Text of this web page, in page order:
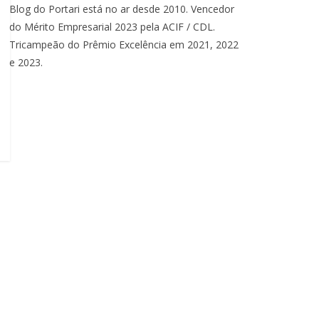
Blog do Portari está no ar desde 2010. Vencedor
do Mérito Empresarial 2023 pela ACIF / CDL.
Tricampeão do Prêmio Excelência em 2021, 2022
e 2023.